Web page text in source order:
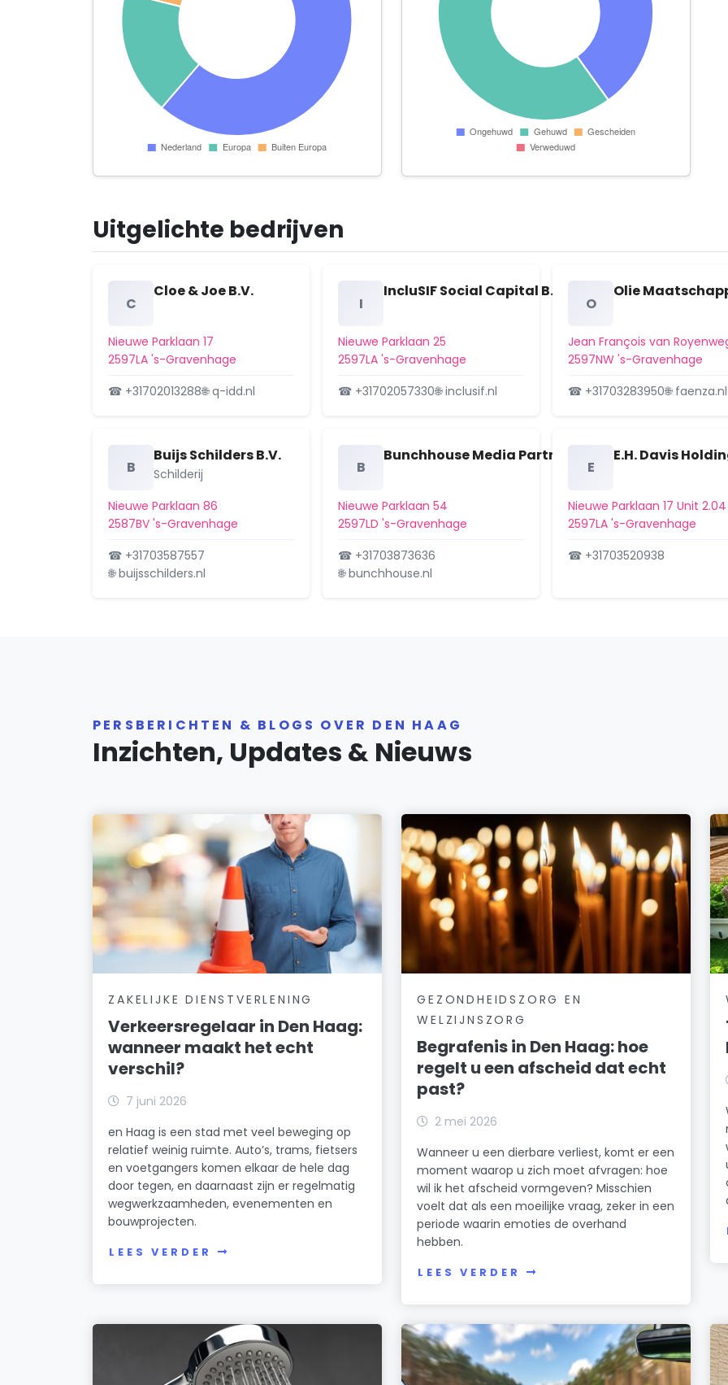
Uitgelichte bedrijven
C
Cloe & Joe B.V.
Nieuwe Parklaan 17
2597LA 's-Gravenhage
☎ +31702013288🌐 q-idd.nl
I
IncluSIF Social Capital B.V.
Nieuwe Parklaan 25
2597LA 's-Gravenhage
☎ +31702057330🌐 inclusif.nl
O
Olie
Jean François van
2597NW 's-Gravenhage
☎ +31703283950🌐 faenza.nl
B
Buijs Schilders B.V.
Schilderij
Nieuwe Parklaan 86
2587BV 's-Gravenhage
☎ +31703587557
🌐 buijsschilders.nl
B
Bunchhouse Media Partners B.V.
Nieuwe Parklaan 54
2597LD 's-Gravenhage
☎ +31703873636
🌐 bunchhouse.nl
E
E.H. Davis
Nieuwe Parklaan 17 Unit 2.04
2597LA 's-Gravenhage
☎ +31703520938
PERSBERICHTEN & BLOGS OVER DEN HAAG
Inzichten, Updates & Nieuws
ZAKELIJKE DIENSTVERLENING
Verkeersregelaar in Den Haag:
wanneer maakt het echt
verschil?
7 juni 2026
en Haag is een stad met veel beweging op
relatief weinig ruimte. Auto’s, trams, fietsers
en voetgangers komen elkaar de hele dag
door tegen, en daarnaast zijn er regelmatig
wegwerkzaamheden, evenementen en
bouwprojecten.
LEES VERDER
GEZONDHEIDSZORG EN
WELZIJNSZORG
Begrafenis in Den Haag: hoe
regelt u een afscheid dat echt
past?
2 mei 2026
Wanneer u een dierbare verliest, komt er een
moment waarop u zich moet afvragen: hoe
wil ik het afscheid vormgeven? Misschien
voelt dat als een moeilijke vraag, zeker in een
periode waarin emoties de overhand
hebben.
LEES VERDER